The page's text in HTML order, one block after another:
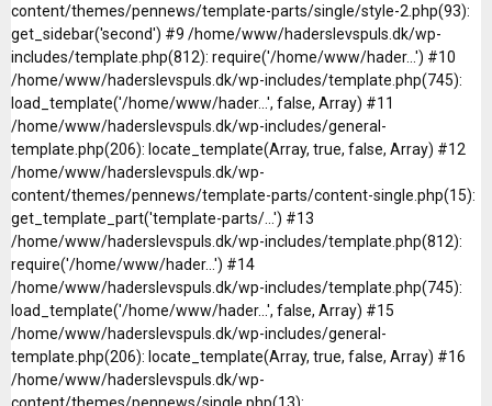
content/themes/pennews/template-parts/single/style-2.php(93):
get_sidebar('second') #9 /home/www/haderslevspuls.dk/wp-
includes/template.php(812): require('/home/www/hader...') #10
/home/www/haderslevspuls.dk/wp-includes/template.php(745):
load_template('/home/www/hader...', false, Array) #11
/home/www/haderslevspuls.dk/wp-includes/general-
template.php(206): locate_template(Array, true, false, Array) #12
/home/www/haderslevspuls.dk/wp-
content/themes/pennews/template-parts/content-single.php(15):
get_template_part('template-parts/...') #13
/home/www/haderslevspuls.dk/wp-includes/template.php(812):
require('/home/www/hader...') #14
/home/www/haderslevspuls.dk/wp-includes/template.php(745):
load_template('/home/www/hader...', false, Array) #15
/home/www/haderslevspuls.dk/wp-includes/general-
template.php(206): locate_template(Array, true, false, Array) #16
/home/www/haderslevspuls.dk/wp-